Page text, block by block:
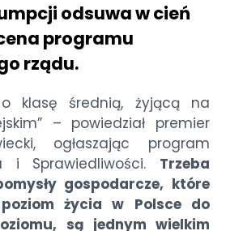
odsuwa w cień
programu
rządu.
klasę średnią, żyjącą na
– powiedział premier
ogłaszając program
i Sprawiedliwości. Trzeba
gospodarcze, które
życia w Polsce do
są jednym wielkim